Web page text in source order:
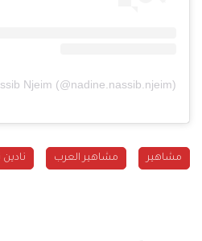
مشاهير مشاهير العرب